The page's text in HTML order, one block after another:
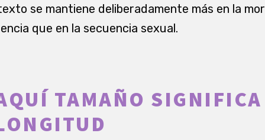
se mantiene deliberadamente más en la
que en la secuencia sexual.
TAMAÑO